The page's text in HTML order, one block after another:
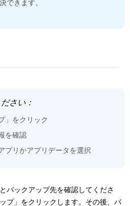
できます。
さい：
」をクリック
を確認
プリかアプリデータを選択
バックアップ先を確認してくださ
プ」をクリックします。その後、バ